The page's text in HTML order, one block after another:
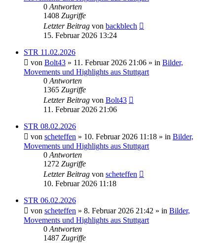
0 Antworten
1408 Zugriffe
Letzter Beitrag von backblech
15. Februar 2026 13:24
STR 11.02.2026
von Bolt43 » 11. Februar 2026 21:06 » in Bilder,
Movements und Highlights aus Stuttgart
0 Antworten
1365 Zugriffe
Letzter Beitrag von Bolt43
11. Februar 2026 21:06
STR 08.02.2026
von scheteffen » 10. Februar 2026 11:18 » in Bilder,
Movements und Highlights aus Stuttgart
0 Antworten
1272 Zugriffe
Letzter Beitrag von scheteffen
10. Februar 2026 11:18
STR 06.02.2026
von scheteffen » 8. Februar 2026 21:42 » in Bilder,
Movements und Highlights aus Stuttgart
0 Antworten
1487 Zugriffe